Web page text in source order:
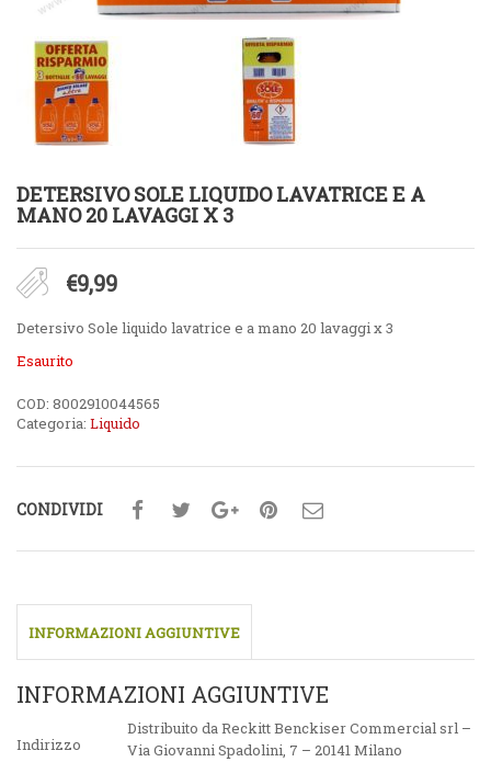
DETERSIVO SOLE LIQUIDO LAVATRICE E A
MANO 20 LAVAGGI X 3
€9,99
Detersivo Sole liquido lavatrice e a mano 20 lavaggi x 3
Esaurito
COD: 8002910044565
Categoria: Liquido
CONDIVIDI
INFORMAZIONI AGGIUNTIVE
INFORMAZIONI AGGIUNTIVE
Indirizzo
Distribuito da Reckitt Benckiser Commercial srl –
Via Giovanni Spadolini, 7 – 20141 Milano